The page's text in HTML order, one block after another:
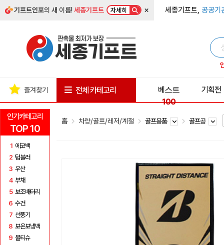
기프트인포의 새 이름!세종기프트 자세히 × 세종기프트, 공공기
인기카테고리
TOP 10
1 에코백
2 텀블러
3 우산
4 부채
5 보조배터리
6 수건
7 선풍기
8 보온보냉백
9 물티슈
즐겨찾기 전체 카테고리
베스트
100
기획전
홈 차량/골프/레저/계절 골프용품 골프공